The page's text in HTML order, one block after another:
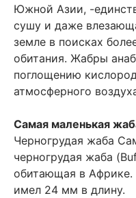
Южной Азии, -
сушу и даже
земле в поисках
обитания. Жабры
поглощению
атмосферного
Самая маленькая
Черногрудая жаба
черногрудая жаба
обитающая в
имел 24 мм в длину.